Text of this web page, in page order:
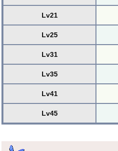
Lv21
Lv25
Lv31
Lv35
Lv41
Lv45